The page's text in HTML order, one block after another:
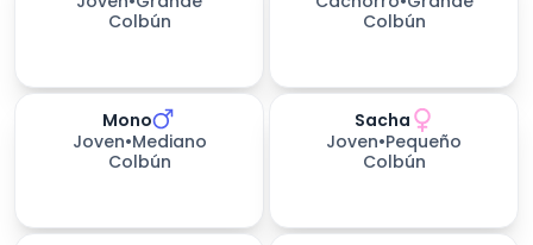
Colbún
Colbún
días esperando
Mono
Joven•Mediano
Colbún
días esperando
Sacha
Joven•Pequeño
Colbún